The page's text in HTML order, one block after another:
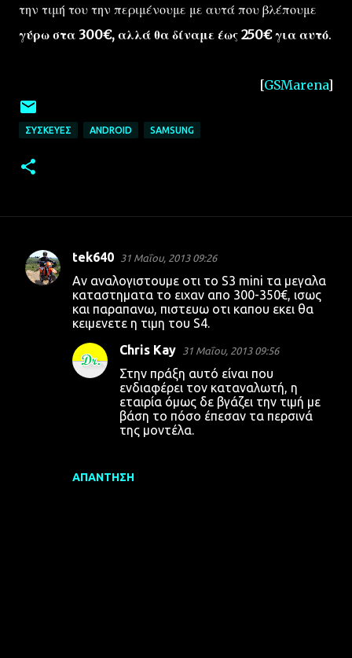
την τιμή του την περιμένουμε με αυτά που βλέπουμε
γύρω στα 300€, αλλά θα δίναμε έως 250€ για αυτό.
[GSMarena]
ΣΥΣΚΕΥΈΣ ANDROID SAMSUNG
Σ
tek640 31 Μαΐου, 2013 09:26
Αν αναλογιστουμε οτι το S3 mini τα μεγαλα
καταστηματα το ειχαν απο 300-350€, ισως
και παραπανω, πιστευω οτι καπου εκει θα
κειμενετε η τιμη του S4.
ΑΠΆΝΤΗΣΗ
Chris Kay 31 Μαΐου, 2013 09:56
Στην πράξη αυτό είναι που
ενδιαφέρει τον καταναλωτή, η
εταιρία όμως δε βγάζει την τιμή με
βάση το πόσο έπεσαν τα περσινά
της μοντέλα.